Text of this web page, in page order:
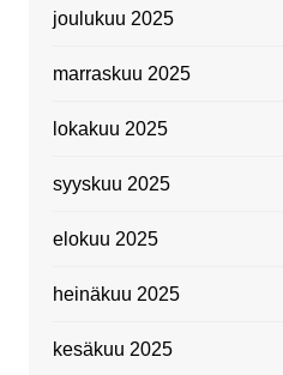
joulukuu 2025
marraskuu 2025
lokakuu 2025
syyskuu 2025
elokuu 2025
heinäkuu 2025
kesäkuu 2025